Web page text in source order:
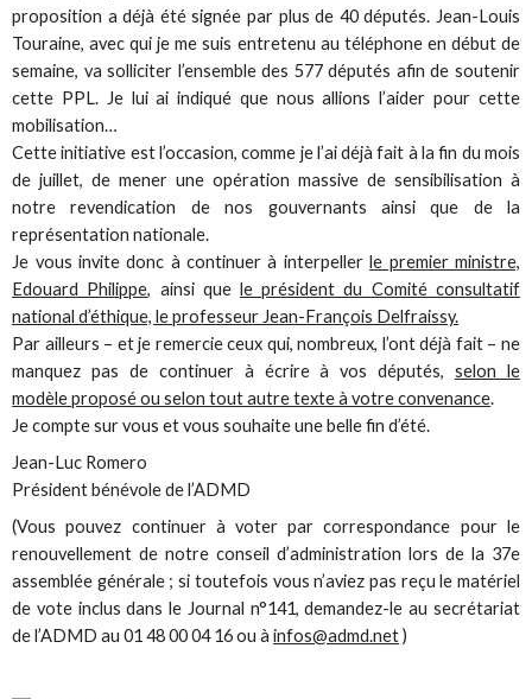
proposition a déjà été signée par plus de 40 députés. Jean-Louis
Touraine, avec qui je me suis entretenu au téléphone en début de
semaine, va solliciter l’ensemble des 577 députés afin de soutenir
cette PPL. Je lui ai indiqué que nous allions l’aider pour cette
mobilisation…
Cette initiative est l’occasion, comme je l’ai déjà fait à la fin du mois
de juillet, de mener une opération massive de sensibilisation à
notre revendication de nos gouvernants ainsi que de la
représentation nationale.
Je vous invite donc à continuer à interpellerle premier ministre,
Edouard Philippe, ainsi que le président du Comité consultatif
national d’éthique, le professeur Jean-François Delfraissy.
Par ailleurs – et je remercie ceux qui, nombreux, l’ont déjà fait – ne
manquez pas de continuer à écrire à vos députés, selon le
modèle proposé ou selon tout autre texte à votre convenance.
Je compte sur vous et vous souhaite une belle fin d’été.
Jean-Luc Romero
Président bénévole de l’ADMD
(Vous pouvez continuer à voter par correspondance pour le
renouvellement de notre conseil d’administration lors de la 37e
assemblée générale ; si toutefois vous n’aviez pas reçu le matériel
de vote inclus dans le Journal n°141, demandez-le au secrétariat
de l’ADMD au 01 48 00 04 16 ou àinfos@admd.net)